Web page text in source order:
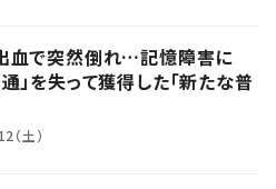
血で突然倒れ…記憶障害に
通」を失って獲得した「新たな普
（土）